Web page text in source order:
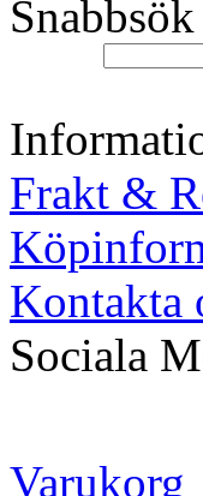
Snabbsök
Frakt &
Kontakta
Sociala
Varukorg